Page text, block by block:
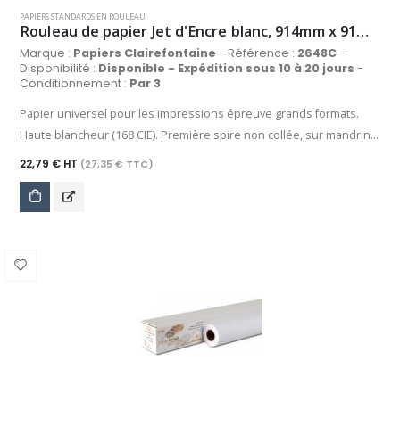
PAPIERS STANDARDS EN ROULEAU
Rouleau de papier Jet d'Encre blanc, 914mm x 91m, 90 g/m²
Marque : Papiers Clairefontaine - Référence : 2648C-
Disponibilité : Disponible - Expédition sous 10 à 20 jours -
Conditionnement : Par 3
Papier universel pour les impressions épreuve grands formats.
Haute blancheur (168 CIE). Première spire non collée, sur mandrin
de 50 mm.
22,79 € HT (27,35 € TTC)